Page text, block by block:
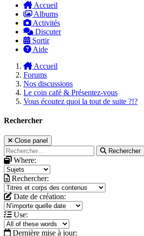
Accueil
Albums
Activités
Discuter
Sortir
Aide
Accueil
Forums
Nos discussions
Le coin café & Présentez-vous
Vous écoutez quoi la tout de suite ?!?
Rechercher
Close panel
Rechercher
Where:
Rechercher:
Date de création:
Use:
Dernière mise à jour: